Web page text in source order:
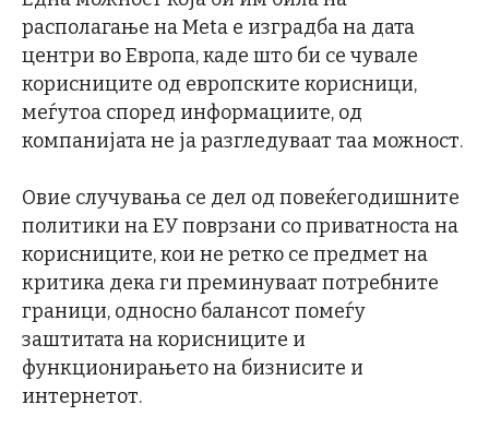
располагање на Meta е изградба на дата
центри во Европа, каде што би се чувале
корисниците од европските корисници,
меѓутоа според информациите, од
компанијата не ја разгледуваат таа можност.
Овие случувања се дел од повеќегодишните
политики на ЕУ поврзани со приватноста на
корисниците, кои не ретко се предмет на
критика дека ги преминуваат потребните
граници, односно балансот помеѓу
заштитата на корисниците и
функционирањето на бизнисите и
интернетот.